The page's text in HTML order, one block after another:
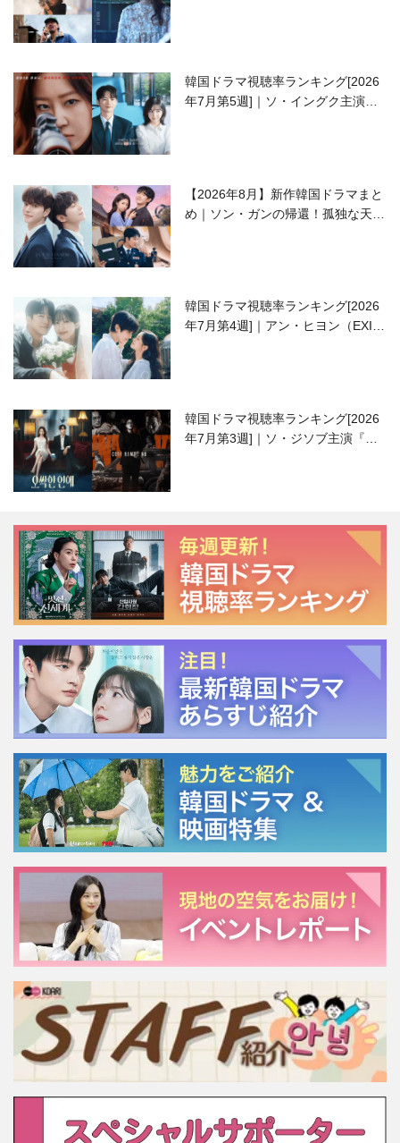
韓国ドラマ視聴率ランキング[2026
年7月第5週]｜ソ・イングク主演の
【2026年8月】新作韓国ドラマまと
め｜ソン・ガンの帰還！孤独な天才
韓国ドラマ視聴率ランキング[2026
年7月第4週]｜アン・ヒヨン（EXID
韓国ドラマ視聴率ランキング[2026
年7月第3週]｜ソ・ジソブ主演『エ